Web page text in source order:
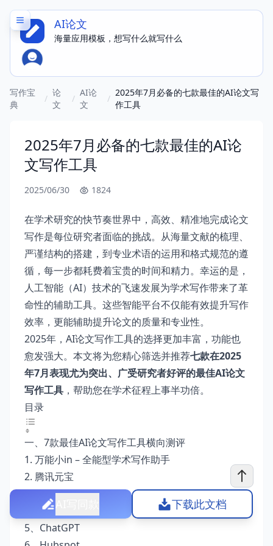
AI论文
海量应用模板，想写什么就写什么
写作宝
典
/
论
文
/
AI论
文
/
2025年7月必备的七款最佳的AI论文写
作工具
2025年7月必备的七款最佳的AI论
文写作工具
2025/06/30 1824
在学术研究的快节奏世界中，高效、精准地完成论文
写作是每位研究者面临的挑战。从海量文献的梳理、
严谨结构的搭建，到专业术语的运用和格式规范的遵
循，每一步都耗费着宝贵的时间和精力。幸运的是，
人工智能（AI）技术的飞速发展为学术写作带来了革
命性的辅助工具。这些智能平台不仅能有效提升写作
效率，更能辅助提升论文的质量和专业性。
2025年， AI论文写作工具的选择更加丰富，功能也
愈发强大。本文将为您精心筛选并推荐七款在2025
年7月表现尤为突出、广受研究者好评的最佳AI论文
写作工具 ，帮助您在学术征程上事半功倍。
目录
一、7款最佳AI论文写作工具横向测评
1. 万能小in – 全能型学术写作助手
2. 腾讯元宝
3. PaperWhiz
4.Wordvice AI
5、ChatGPT
下载此文档